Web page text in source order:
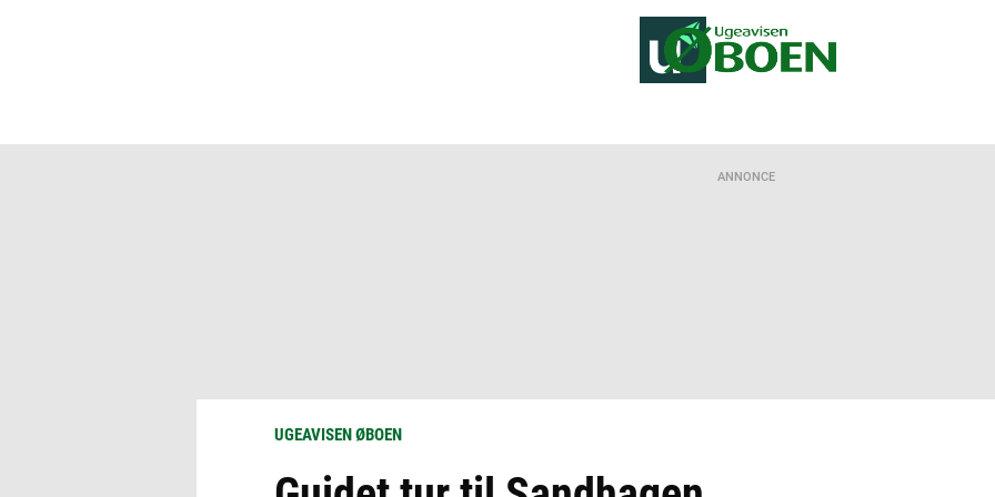
ANNONCE
UGEAVISEN ØBOEN